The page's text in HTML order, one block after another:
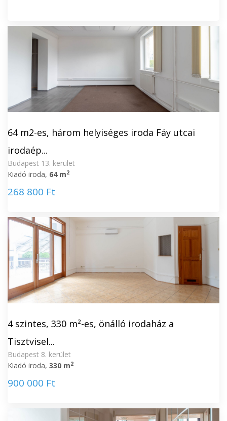
64 m2-es, három helyiséges iroda Fáy utcai
irodaép...
Budapest 13. kerület
Kiadó iroda, 64 m2
268 800 Ft
4 szintes, 330 m²-es, önálló irodaház a
Tisztvisel...
Budapest 8. kerület
Kiadó iroda, 330 m2
900 000 Ft